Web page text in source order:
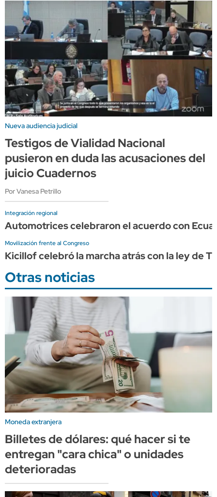
Nueva audiencia judicial
Testigos de Vialidad Nacional
pusieron en duda las acusaciones del
juicio Cuadernos
Por Vanesa Petrillo
Integración regional
Automotrices celebraron el acuerdo con
Movilización frente al Congreso
Kicillof celebró la marcha atrás con la ley de
Otras noticias
Moneda extranjera
Billetes de dólares: qué hacer si te
entregan "cara chica" o unidades
deterioradas